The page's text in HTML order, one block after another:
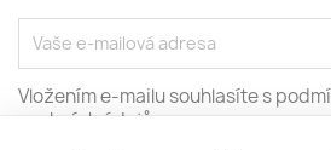
Vložením e-mailu souhlasíte s
osobních údajů